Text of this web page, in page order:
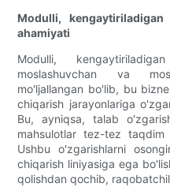
Modulli,
ahamiyati
Modulli,
moslashuvchan va
mo'ljallangan bo'lib, bu
chiqarish jarayonlariga
Bu, ayniqsa, talab
mahsulotlar tez-tez taqdim
Ushbu o'zgarishlarni
chiqarish liniyasiga ega
qolishdan qochib,